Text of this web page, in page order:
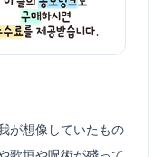
が想像していたもの